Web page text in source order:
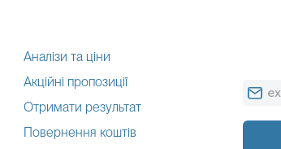
Аналізи та ціни
Акційні пропозиції
Отримати результат
Повернення коштів